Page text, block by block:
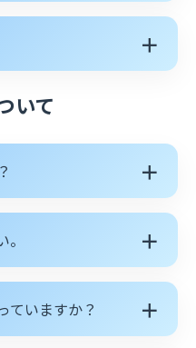
＋
いて
＋
＋
ていますか？ ＋